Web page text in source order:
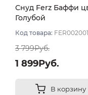
Снуд Ferz Баффи
Голубой
Код товара:
3 799Руб.
1 899Руб.
В корзину